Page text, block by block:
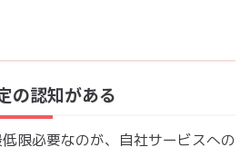
の認知がある
限必要なのが、自社サービスへの